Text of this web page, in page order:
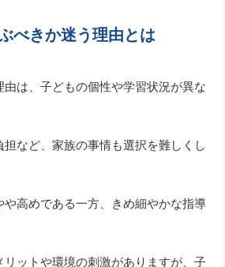
べきか迷う理由とは
は、子どもの個性や学習状況が異な
担など、家族の事情も選択を難しくし
や高めである一方、きめ細やかな指導
リットや環境の刺激がありますが、子